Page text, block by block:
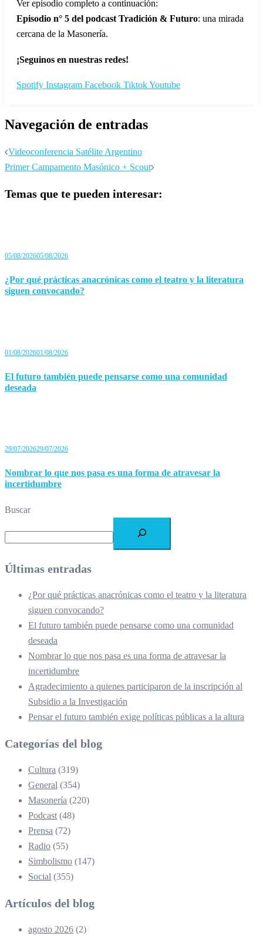
Ver episodio completo a continuación:
Episodio n° 5 del podcast Tradición & Futuro: una mirada
cercana de la Masonería.
¡Seguinos en nuestras redes!
Spotify Instagram Facebook TiktokYoutube
Navegación de entradas
Videoconferencia Satélite Argentino
Primer Campamento Masónico + Scout
Temas que te pueden interesar:
05/08/202605/08/2026
¿Por qué prácticas anacrónicas como el teatro y la literatura
siguen convocando?
01/08/202601/08/2026
El futuro también puede pensarse como una comunidad
deseada
29/07/202629/07/2026
Nombrar lo que nos pasa es una forma de atravesar la
incertidumbre
Buscar
Últimas entradas
¿Por qué prácticas anacrónicas como el teatro y la literatura
siguen convocando?
El futuro también puede pensarse como una comunidad
deseada
Nombrar lo que nos pasa es una forma de atravesar la
incertidumbre
Agradecimiento a quienes participaron de la inscripción al
Subsidio a la Investigación
Pensar el futuro también exige políticas públicas a la altura
Categorías del blog
Cultura (319)
General (354)
Masonería (220)
Podcast (48)
Prensa (72)
Radio (55)
Simbolismo (147)
Social (355)
Artículos del blog
agosto 2026 (2)